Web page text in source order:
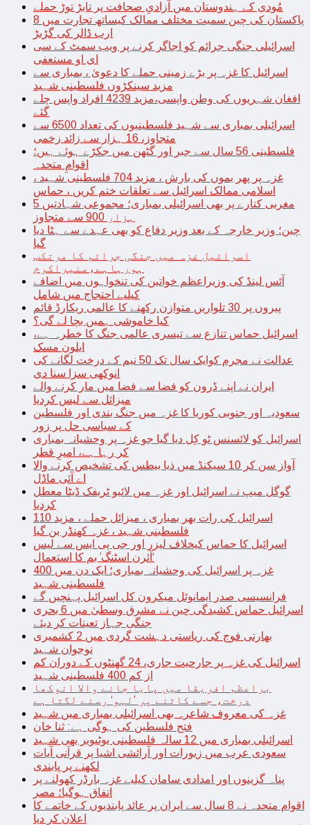
مُودی کے ہندوستان میں آزادیِ صحافت پر تابڑ توڑ حملے
پاکستان کی چین سمیت مختلف ممالک کیساتھ تجارت میں 8
ارب ڈالر کی گڑبڑ
اسرائیلی جنگی جرائم کو اجاگر کرنے پر ویب سمٹ کے سی
ای او مستعفی
اسرائیل کا غزہ پر بڑے زمینی حملے کا دعویٰ ، بمباری سے
مزید سینکڑوں فلسطینی شہید
افغان شہریوں کی وطن واپسی،مزید 4239 افراد واپس چلے
گئے
اسرائیلی بمباری سے شہید فلسطینیوں کی تعداد 6500 سے
متجاوز، 16 ہزار سے زائد زخمی
فلسطینی 56 سال سے جبر اور گٹھن میں جکڑے ہوئے ہیں؛
اقوامِ متحدہ
غزہ پر پھر بموں کی بارش ، مزید 704 فلسطینی شہید ،
اسلامی ممالک اسرائیل سے تعلقات ختم کریں ، حماس
مغربی کنارے پر بھی اسرائیلی بمباری؛ مجموعی شہادتیں 5
ہزار 900 سے متجاوز
چین؛ وزیر خارجہ کے بعد وزیر دفاع کو بھی عہدے سے ہٹا دیا
گیا
اسرائیل غزہ میں جنگی جرائم کا مرتکب
ہورہاہے،منیراکرم
آئس لینڈ کی وزیراعظم خواتین کی تنخواہوں میں اضافے
کیلیے احتجاج میں شامل
پیروں پر 30 تلواریں متوازن رکھنے کا عالمی ریکارڈ قائم
کیا خاموشی ہمیں بچا لے گی؟
اسرائیل حماس تنازع سے تیسری عالمی جنگ کا خطرہ ہے،
ایلون مسک
عدالت نے مجرم کوایک سال تک 50 نیم کے درخت لگانے کی
انوکھی سزا سنا دی
ایران نے اپنے ڈرون کو فضا سے فضا میں مار کرنے والے
میزائل سے لیس کردیا
سعودیہ اور جنوبی کوریا کا غزہ میں جنگ بندی اور فلسطین
کے سیاسی حل پر زور
اسرائیل کو لائسنس ٹو کِل دیا گیا جو غزہ پر وحشیانہ بمباری
کر رہا ہے، امیرِ قطر
آواز سن کر 10 سیکنڈ میں ذیا بیطس کی تشخیص کرنے والا
اے آئی ماڈل
گوگل میپ نے اسرائیل اور غزہ میں لائیو ٹریفک ڈیٹا معطل
کردیا
اسرائیل کی رات بھر بمباری ، میزائل حملے ، مزید 110
فلسطینی شہید ، غزہ کھنڈر بن گیا
اسرائیل کا حماس کیخلاف لیزر اور جی پی ایس سے لیس
‘آئرن اسٹنگ’ بم کا استعمال
غزہ پر اسرائیل کی وحشیانہ بمباری؛ ایک دن میں 400
فلسطینی شہید
فرانسیسی صدر ایمانوئل میکرون کل اسرائیل پہنچیں گے
اسرائیل حماس کشیدگی چین نے مشرق وسطیٰ میں 6 بحری
جنگی جہاز تعینات کر دیئے
بھارتی فوج کی ریاستی دہشت گردی میں 2 کشمیری
نوجوان شہید
اسرائیل کی غزہ پر جارحیت جاری، 24 گھنٹوں کے دوران کم
از کم 400 فلسطینی شہید
براعظم افریقا میں پایا جانے والا انوکھا
درخت، جسے کاٹنے پر ’لہو‘ رسنے لگتا ہے
غزہ کی معروف شاعرہ بھی اسرائیلی بمباری میں شہید
فتح فلسطین کی ہوگی ہے: ثنا خان
اسرائیلی بمباری میں 12 سالہ فلسطینی یوٹیوبر بھی شہید
سعودی عرب میں زیورات اور آرائشی اشیا پر قرآنی آیات
لکھنے پر پابندی
پناہ گزینوں اور امدادی سامان کیلیے غزہ بارڈر کھولنے پر
اتفاق ہوگیا؛ مصر
اقوام متحدہ نے 8 سال سے ایران پر عائد پابندیوں کے خاتمے کا
اعلان کر دیا